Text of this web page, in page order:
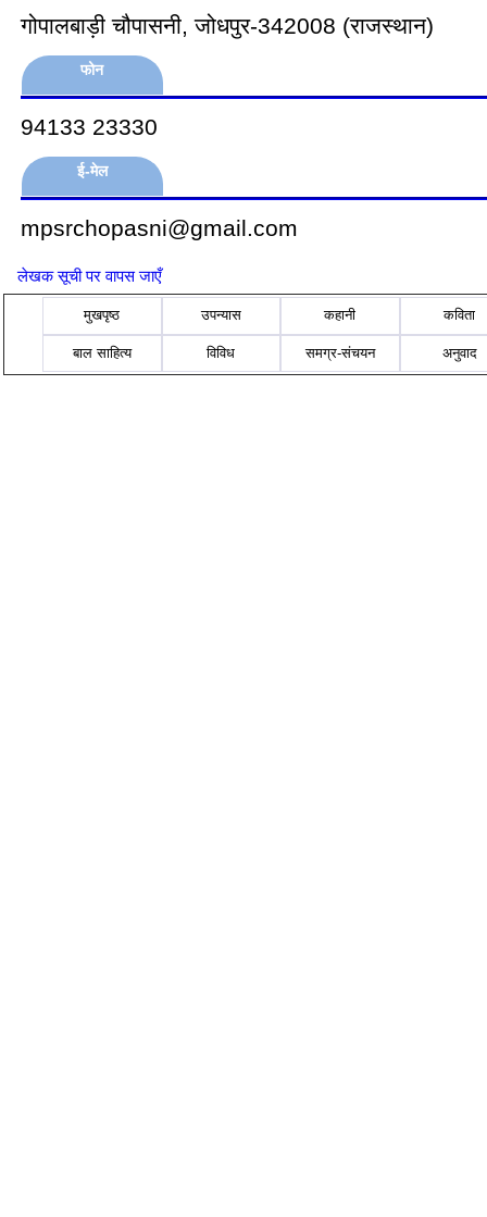
गोपालबाड़ी चौपासनी, जोधपुर-342008 (राजस्थान)
फोन
94133 23330
ई-मेल
mpsrchopasni@gmail.com
लेखक सूची पर वापस जाएँ
मुखपृष्ठ उपन्यास कहानी कविता
बाल साहित्य विविध समग्र-संचयन अनुवाद